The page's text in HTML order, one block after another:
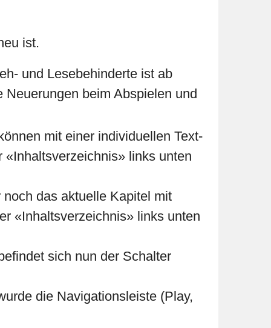
ist.
und Lesebehinderte ist ab
beim Abspielen und
mit einer individuellen Text-
links unten
das aktuelle Kapitel mit
«Inhaltsverzeichnis» links unten
sich nun der Schalter
die Navigationsleiste (Play,